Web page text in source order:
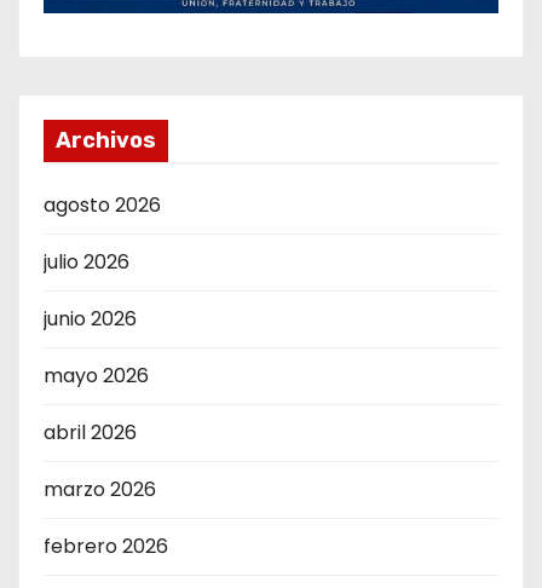
Archivos
agosto 2026
julio 2026
junio 2026
mayo 2026
abril 2026
marzo 2026
febrero 2026